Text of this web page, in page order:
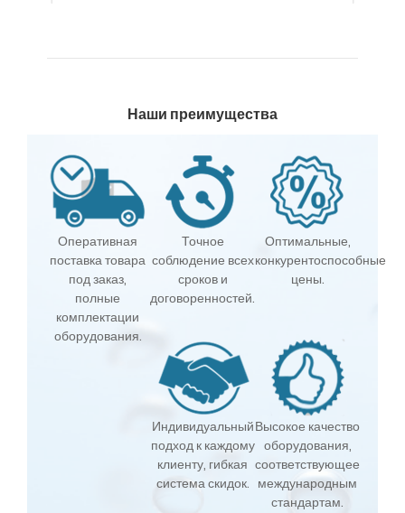
Наши преимущества
Оперативная
поставка товара
под заказ,
полные
комплектации
оборудования.
Точное
соблюдение всех
сроков и
договоренностей.
Оптимальные,
конкурентоспособные
цены.
Индивидуальный
подход к каждому
клиенту, гибкая
система скидок.
Высокое качество
оборудования,
соответствующее
международным
стандартам.